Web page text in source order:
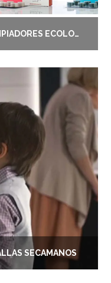
BAULA, LA NUEVA LÍNEA DE LIMPIADORES ECOLÓGICOS
SECAMANOS